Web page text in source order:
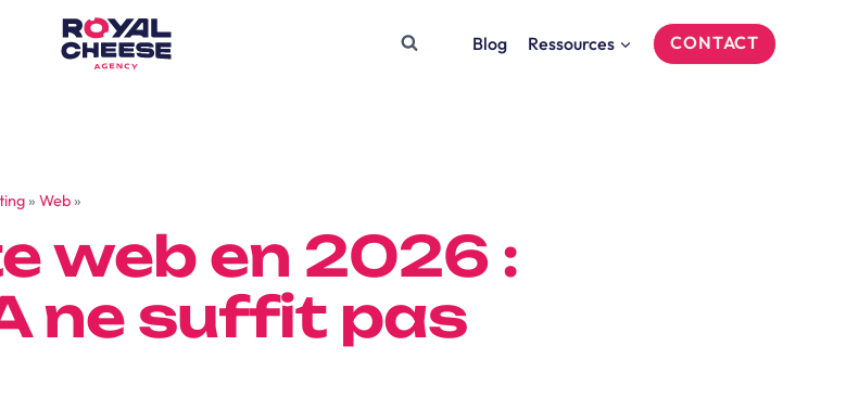
Blog Ressources CONTACT
» Web»
web en 2026 :
ne suffit pas